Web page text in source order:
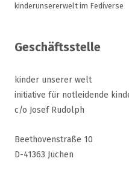
kinderunsererwelt im Fediverse
Geschäftsstelle
kinder unserer welt
initiative für notleidende
c/o Josef Rudolph
Beethovenstraße 10
D-41363 Jüchen